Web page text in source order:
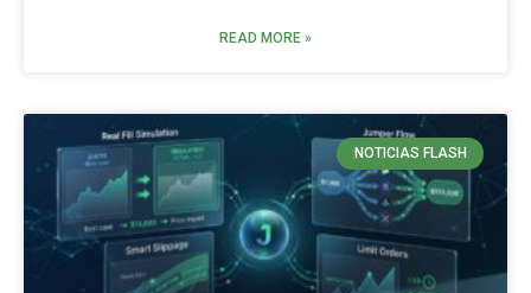
READ MORE »
NOTICIAS FLASH